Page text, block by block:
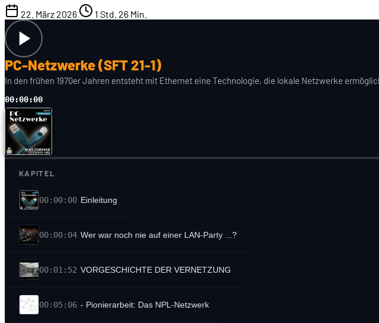
22. März 2026 1 Std. 26 Min.
PC-Netzwerke (SFT 21-1)
In den frühen 1970er Jahren entsteht mit Ethernet eine Technologie, die lokale Netzwerke
00:00:00
KAPITEL
00:00:00 Einleitung
00:00:04 Wer war noch nie auf einer LAN-Party ...?
00:01:52 VORGESCHICHTE DER VERNETZUNG
00:05:06 - Pionierarbeit: Das NPL-Netzwerk